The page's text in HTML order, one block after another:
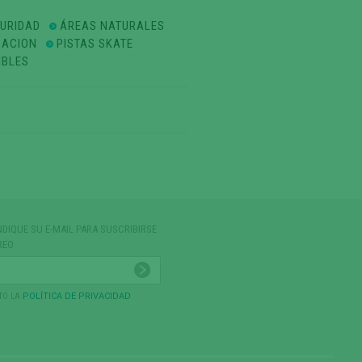
ÁREAS NATURALES
PISTAS SKATE
SU E-MAIL PARA SUSCRIBIRSE
LA POLÍTICA DE PRIVACIDAD